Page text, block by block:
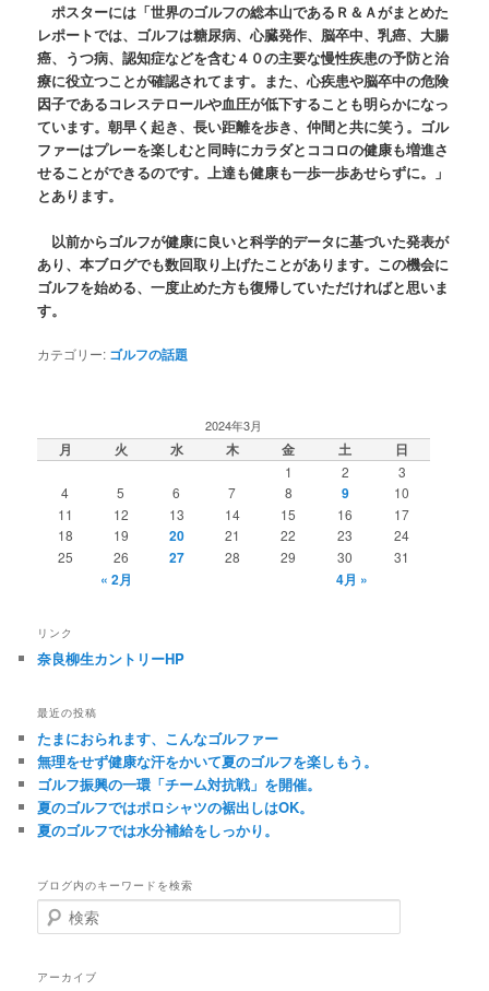
ポスターには「世界のゴルフの総本山であるＲ＆Ａがまとめた
レポートでは、ゴルフは糖尿病、心臓発作、脳卒中、乳癌、大腸
癌、うつ病、認知症などを含む４０の主要な慢性疾患の予防と治
療に役立つことが確認されてます。また、心疾患や脳卒中の危険
因子であるコレステロールや血圧が低下することも明らかになっ
ています。朝早く起き、長い距離を歩き、仲間と共に笑う。ゴル
ファーはプレーを楽しむと同時にカラダとココロの健康も増進さ
せることができるのです。上達も健康も一歩一歩あせらずに。」
とあります。
以前からゴルフが健康に良いと科学的データに基づいた発表が
あり、本ブログでも数回取り上げたことがあります。この機会に
ゴルフを始める、一度止めた方も復帰していただければと思いま
す。
カテゴリー: ゴルフの話題
2024年3月
月 火 水 木 金 土 日
1 2
3
4
5 6 7 8 9
10
11
12 13 14 15 16
17
18
19 20 21 22 23
24
25
26 27 28 29 30 31
« 2月 4月 »
リンク
奈良柳生カントリーHP
最近の投稿
たまにおられます、こんなゴルファー
無理をせず健康な汗をかいて夏のゴルフを楽しもう。
ゴルフ振興の一環「チーム対抗戦」を開催。
夏のゴルフではポロシャツの裾出しはOK。
夏のゴルフでは水分補給をしっかり。
ブログ内のキーワードを検索
検
索
アーカイブ